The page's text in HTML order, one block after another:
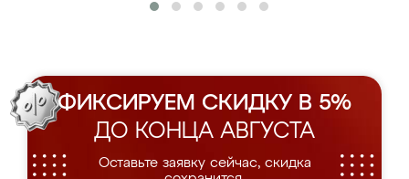
ФИКСИРУЕМ СКИДКУ В 5%
ДО КОНЦА АВГУСТА
Оставьте заявку сейчас, скидка